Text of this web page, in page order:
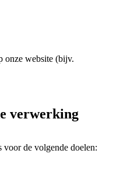
onze website (bijv.
verwerking
voor de volgende doelen: